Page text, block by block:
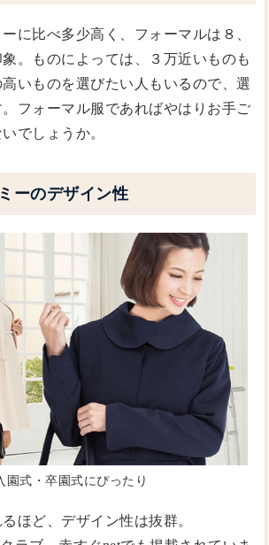
に比べ多少高く、フォーマルは８、
。ものによっては、３万近いものも
いものを選びたい人もいるので、選
フォーマル服であればやはりお手ご
でしょうか。
ーのデザイン性
園式・卒園式にぴったり
ほど、デザイン性は抜群。